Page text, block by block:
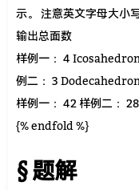
示。 注意英文字母大小
输出总面数
样例一： 4
例二： 3
样例一： 42 样例二： 28
{% endfold %}
题解